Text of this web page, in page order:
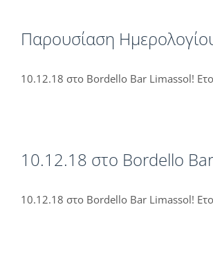
Παρουσίαση
10.12.18 στο Bordello Bar Limassol!
10.12.18 στο Bordello
10.12.18 στο Bordello Bar Limassol!